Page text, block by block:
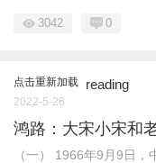
3042 0
点击重新加载 reading
2022-5-26
鸿路：大宋小宋和
（一） 1966年9月9日，